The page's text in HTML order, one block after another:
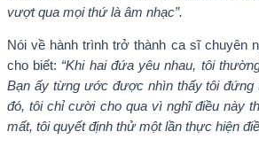
vượt qua mọi thứ là âm nhạc”.
Nói về hành trình trở thành ca sĩ chuyên
cho biết: “Khi hai đứa yêu nhau, tôi
Bạn ấy từng ước được nhìn thấy tôi đứng
đó, tôi chỉ cười cho qua vì nghĩ điều này
mất, tôi quyết định thử một lần thực hiện